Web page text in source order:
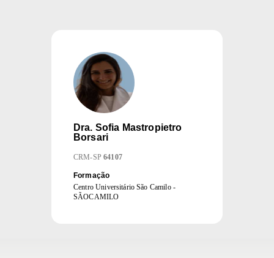
Dra. Sofia Mastropietro
Borsari
CRM-SP 64107
Formação
Centro Universitário São Camilo -
SÃOCAMILO